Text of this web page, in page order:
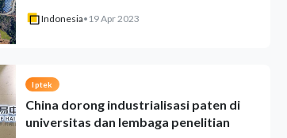
Indonesia• 19 Apr 2023
Iptek
China dorong industrialisasi paten di
universitas dan lembaga penelitian